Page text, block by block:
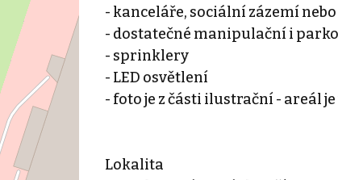
- kanceláře, sociální zázemí
- dostatečné manipulační i
- sprinklery
- LED osvětlení
- foto je z části ilustrační - areál je
Lokalita